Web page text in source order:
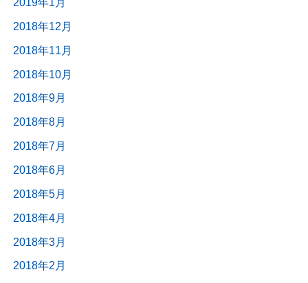
2019年1月
2018年12月
2018年11月
2018年10月
2018年9月
2018年8月
2018年7月
2018年6月
2018年5月
2018年4月
2018年3月
2018年2月